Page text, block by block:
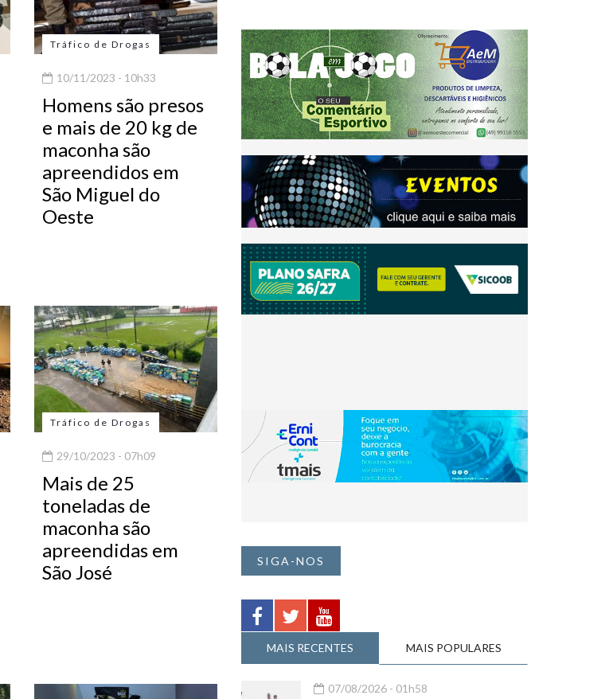
Tráfico de Drogas
10/11/2023 - 10h33
Homens são presos
e mais de 20 kg de
maconha são
apreendidos em
São Miguel do
Oeste
Tráfico de Drogas
29/10/2023 - 07h09
Mais de 25
toneladas de
maconha são
apreendidas em
São José
SIGA-NOS
MAIS RECENTES MAIS POPULARES
07/08/2026 - 01h58